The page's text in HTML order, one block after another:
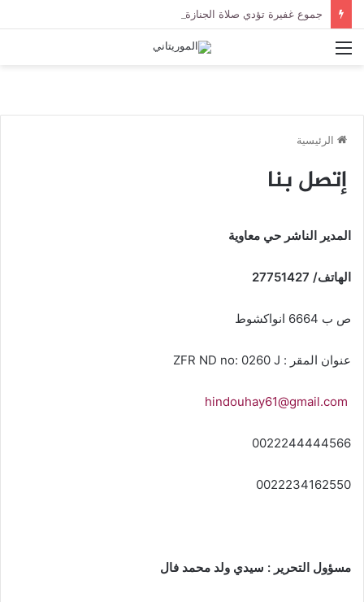
القائمة
الرئيسية
إتصل بنا
المدير الناشر حي معاوية
الهاتف/ 27751427
ص ب 6664 انواكشوط
عنوان المقر : ZFR ND no: 0260 J
hindouhay61@gmail.com
0022244444566
0022234162550
مسؤول التحرير : سيدي ولد محمد فال